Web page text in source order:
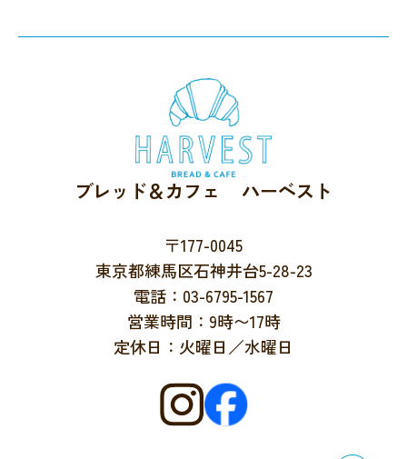
ブレッド＆カフェ ハーベスト
〒177-0045
東京都練馬区石神井台5-28-23
電話：03-6795-1567
営業時間：9時〜17時
定休日：火曜日／水曜日